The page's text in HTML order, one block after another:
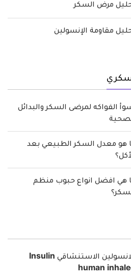
مرض السكر
مقاومة الإنسولين
الفواكه لمرضى السكر والبدائل
هو معدل السكر الطبيعي بعد
هي افضل انواع حبوب منظم
الانسولين الاستنشاقي Insulin
human